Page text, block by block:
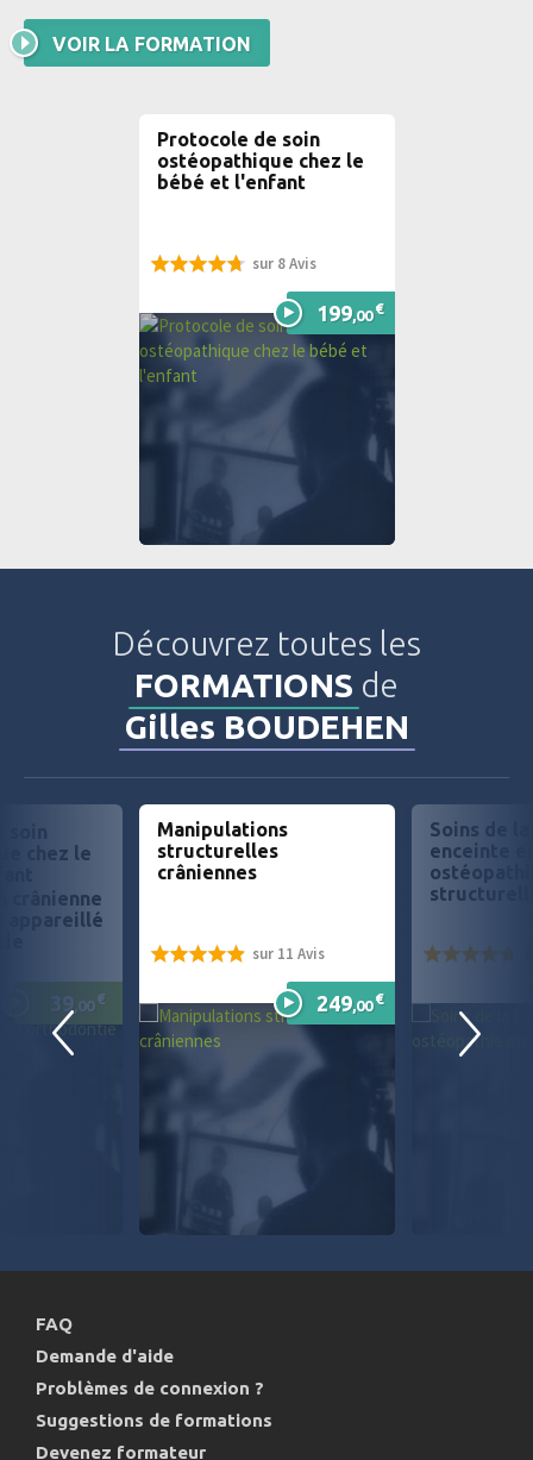
VOIR LA FORMATION
Protocole de soin
ostéopathique chez le
bébé et l'enfant
sur 8 Avis
199,00€
Découvrez toutes les
FORMATIONS de
Gilles BOUDEHEN
chez le
crânienne
appareillé
39,00€
Manipulations
structurelles
crâniennes
sur 11 Avis
249,00€
Soins de
enceinte
FAQ
Demande d'aide
Problèmes de connexion ?
Suggestions de formations
Devenez formateur